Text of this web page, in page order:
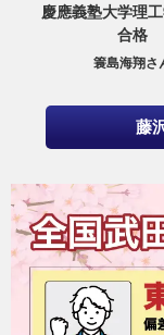
慶應義塾大学理
合格
簑島海翔さ
藤